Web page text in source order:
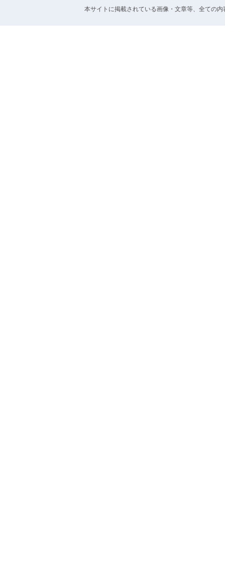
本サイトに掲載されている画像・文章等、全ての